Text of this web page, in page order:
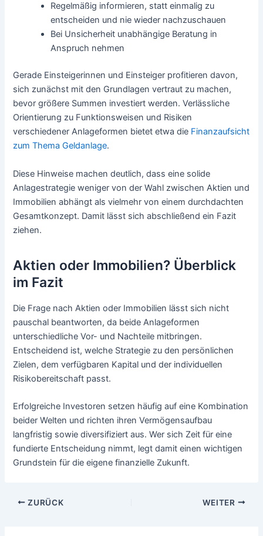
Regelmäßig informieren, statt einmalig zu
entscheiden und nie wieder nachzuschauen
Bei Unsicherheit unabhängige Beratung in
Anspruch nehmen
Gerade Einsteigerinnen und Einsteiger profitieren davon,
sich zunächst mit den Grundlagen vertraut zu machen,
bevor größere Summen investiert werden. Verlässliche
Orientierung zu Funktionsweisen und Risiken
verschiedener Anlageformen bietet etwa die Finanzaufsicht
zum Thema Geldanlage.
Diese Hinweise machen deutlich, dass eine solide
Anlagestrategie weniger von der Wahl zwischen Aktien und
Immobilien abhängt als vielmehr von einem durchdachten
Gesamtkonzept. Damit lässt sich abschließend ein Fazit
ziehen.
Aktien oder Immobilien? Überblick
im Fazit
Die Frage nach Aktien oder Immobilien lässt sich nicht
pauschal beantworten, da beide Anlageformen
unterschiedliche Vor- und Nachteile mitbringen.
Entscheidend ist, welche Strategie zu den persönlichen
Zielen, dem verfügbaren Kapital und der individuellen
Risikobereitschaft passt.
Erfolgreiche Investoren setzen häufig auf eine Kombination
beider Welten und richten ihren Vermögensaufbau
langfristig sowie diversifiziert aus. Wer sich Zeit für eine
fundierte Entscheidung nimmt, legt damit einen wichtigen
Grundstein für die eigene finanzielle Zukunft.
Beitragsnavigation
ZURÜCK WEITER